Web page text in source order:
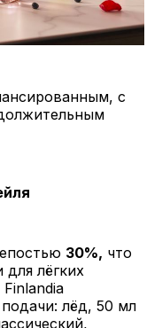
с
30%, что
лёгких
лёд, 50 мл